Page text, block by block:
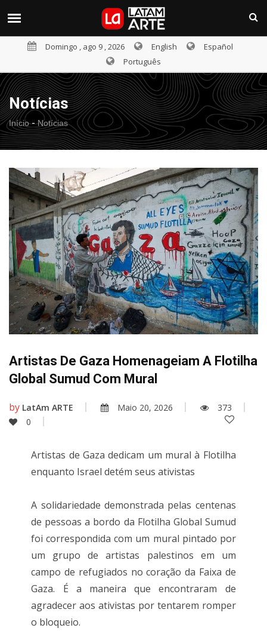
Domingo , ago 9 , 2026 English
Español
Português
Notícias
Início- Notícias
Artistas De Gaza Homenageiam A Flotilha
Global Sumud Com Mural
by LatAm ARTE Maio 20, 2026
373
0
Artistas de Gaza dedicam um mural à Flotilha
enquanto Israel detém seus ativistas
A solidariedade demonstrada pelas centenas
de pessoas a bordo da Flotilha Global Sumud
foi correspondida com um mural pintado por
um grupo de artistas palestinos em um
campo de refugiados no coração da Faixa de
Gaza. É a maneira que encontraram de
agradecer aos ativistas por tentarem romper
o bloqueio.